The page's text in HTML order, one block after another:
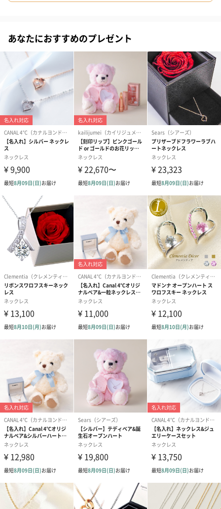
お届けボックスオプション
配送用のダンボールを装飾いたします。お相手のご住所に直接お
送りする際に人気のオプションです。お相手に直接手渡しする場
合は、紙袋との併用もおすすめです。
ダンボール装飾（ひま
ダンボール装飾（チュ
ダンボール装
ト）（580円）
紙袋
お渡し用の紙袋です。
商品に合わせたサイズをお届けします。
あり（280円）
メッセージカード（通常・写真・グリーティング）
誕生日や結婚祝い・出産祝いなど、様々なシーンのメッセージカ
ードを同梱します。
メッセージカードや封筒のデザインは一部変更する場合がありま
す。
あなたにおすすめのプレゼント